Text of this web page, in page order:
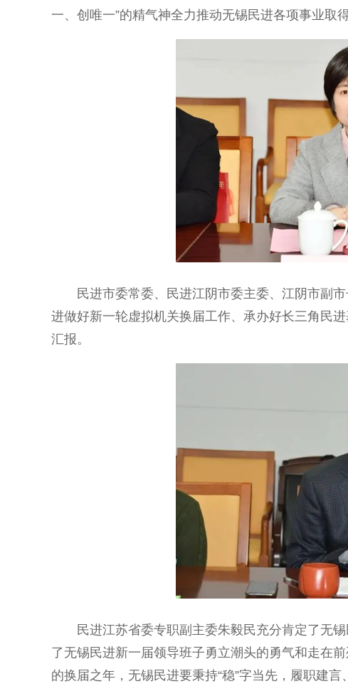
一、创唯一”的精气神全力推动无锡民进各项事业取
民进市委常委、民进江阴市委主委、江阴市副市
进做好新一轮虚拟机关换届工作、承办好长三角民
汇报。
民进江苏省委专职副主委朱毅民充分肯定了无锡
了无锡民进新一届领导班子勇立潮头的勇气和走在
的换届之年，无锡民进要秉持“稳”字当先，履职建